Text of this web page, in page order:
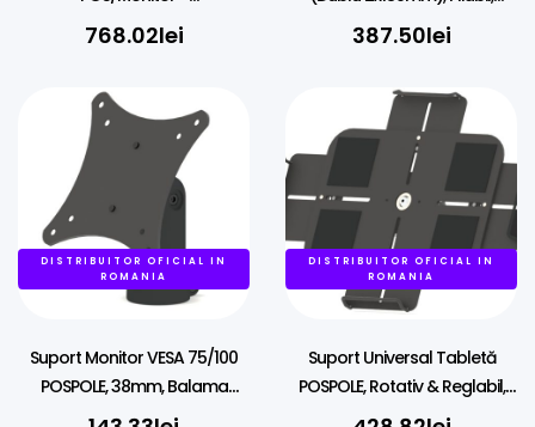
Imprimanta/Casa de Marcat
768.02lei
Prindere pe Stâlp 45mm
387.50lei
DISTRIBUITOR OFICIAL IN
ROMANIA
Suport Monitor VESA 75/100
POSPOLE, 38mm, Balama
Reglabilă Plastic
DISTRIBUITOR OFICIAL IN
ROMANIA
Suport Universal Tabletă
POSPOLE, Rotativ & Reglabil,
Balama Metalică